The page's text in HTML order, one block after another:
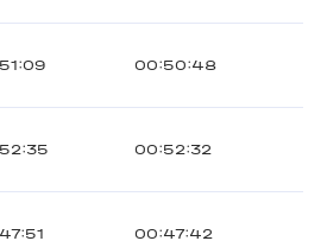
00:50:48
00:52:32
00:47:42